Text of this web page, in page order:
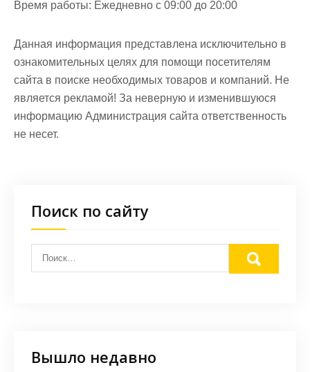
Время работы: Ежедневно с 09:00 до 20:00
Данная информация представлена исключительно в
ознакомительных целях для помощи посетителям
сайта в поиске необходимых товаров и компаний. Не
является рекламой! За неверную и изменившуюся
информацию Администрация сайта ответственность
не несет.
Поиск по сайту
Вышло недавно